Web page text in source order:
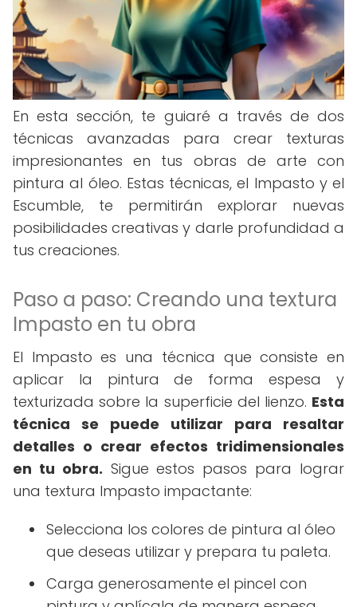
En esta sección, te guiaré a través de dos
técnicas avanzadas para crear texturas
impresionantes en tus obras de arte con
pintura al óleo. Estas técnicas, el Impasto y el
Escumble, te permitirán explorar nuevas
posibilidades creativas y darle profundidad a
tus creaciones.
Paso a paso: Creando una textura
Impasto en tu obra
El Impasto es una técnica que consiste en
aplicar la pintura de forma espesa y
texturizada sobre la superficie del lienzo. Esta
técnica se puede utilizar para resaltar
detalles o crear efectos tridimensionales
en tu obra. Sigue estos pasos para lograr
una textura Impasto impactante:
Selecciona los colores de pintura al óleo
que deseas utilizar y prepara tu paleta.
Carga generosamente el pincel con